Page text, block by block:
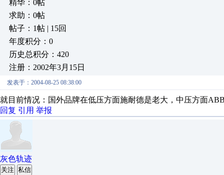
精华：0帖
求助：0帖
帖子：1帖 | 15回
年度积分：0
历史总积分：420
注册：2002年3月15日
发表于：2004-08-25 08:38:00
就目前情况：国外品牌在低压方面施耐德是老大，中压方面
回复 引用 举报
灰色轨迹
关注 私信